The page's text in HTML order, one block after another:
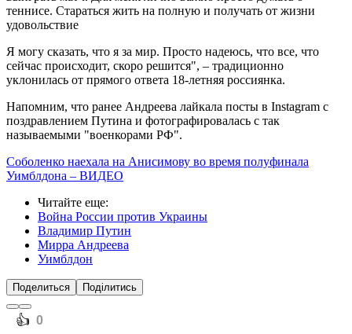
теннисе. Стараться жить на полную и получать от жизни
удовольствие
Я могу сказать, что я за мир. Просто надеюсь, что все, что
сейчас происходит, скоро решится", – традиционно
уклонилась от прямого ответа 18-летняя россиянка.
Напомним, что ранее Андреева лайкала посты в Instagram с
поздравлением Путина и фотографировалась с так
называемыми "военкорами РФ".
Соболенко наехала на Анисимову во время полуфинала
Уимблдона – ВИДЕО
Читайте еще:
Война России против Украины
Владимир Путин
Мирра Андреева
Уимблдон
Поделиться Поділитись
️👍 0